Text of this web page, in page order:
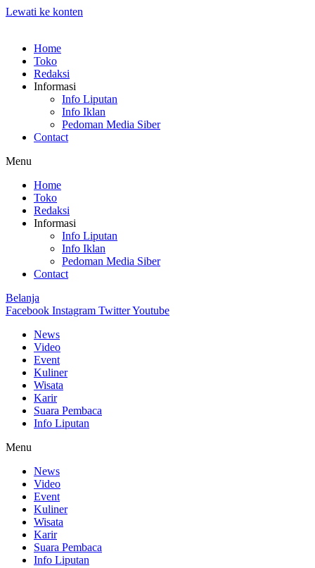
Lewati ke konten
Home
Toko
Redaksi
Informasi
Info Liputan
Info Iklan
Pedoman Media Siber
Contact
Menu
Home
Toko
Redaksi
Informasi
Info Liputan
Info Iklan
Pedoman Media Siber
Contact
Belanja
Facebook Instagram TwitterYoutube
News
Video
Event
Kuliner
Wisata
Karir
Suara Pembaca
Info Liputan
Menu
News
Video
Event
Kuliner
Wisata
Karir
Suara Pembaca
Info Liputan